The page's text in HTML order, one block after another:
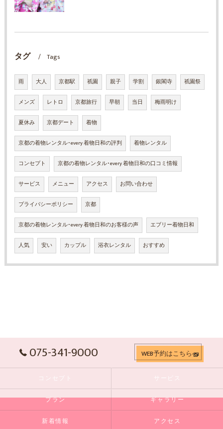
タグ Tags
雨 大人 京都駅 祇園 親子 学割 銀閣寺 祇園祭
メンズ レトロ 京都旅行 早朝 当日 梅雨明け
夏休み 京都デート 着物
京都の着物レンタル･every 着物日和の評判 着物レンタル
コンセプト 京都の着物レンタル･every 着物日和の口コミ情報
サービス メニュー アクセス お問い合わせ
プライバシーポリシー 京都
京都の着物レンタル･every 着物日和のお客様の声 エブリー着物日和
人気 安い カップル 浴衣レンタル おすすめ
075-341-9000 WEB予約はこちらへ
コンセプト サービス
プラン ギャラリー
新着情報 アクセス